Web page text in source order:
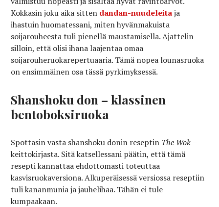
Kokkasin joku aika sitten dandan-nuudeleitaja
ihastuin huomatessani, miten hyvänmakuista
soijarouheesta tuli pienellä maustamisella. Ajattelin
silloin, että olisi ihana laajentaa omaa
soijarouheruokarepertuaaria. Tämä nopea lounasruoka
on ensimmäinen osa tässä pyrkimyksessä.
Shanshoku don – klassinen
bentoboksiruoka
Spottasin vasta shanshoku donin reseptin The Wok–
keittokirjasta. Sitä katsellessani päätin, että tämä
resepti kannattaa ehdottomasti toteuttaa
kasvisruokaversiona. Alkuperäisessä versiossa reseptiin
tuli kananmunia ja jauhelihaa. Tähän ei tule
kumpaakaan.